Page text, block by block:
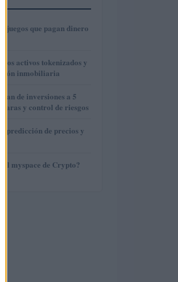
juegos que pagan dinero
los activos tokenizados y
inmobiliaria
de inversiones a 5
claras y control de riesgos
predicción de precios y
el myspace de Crypto?